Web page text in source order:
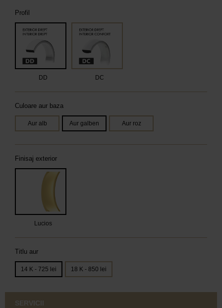
Profil
DD DC
Culoare aur baza
Aur alb Aur galben Aur roz
Finisaj exterior
Lucios
Titlu aur
14 K - 725 lei 18 K - 850 lei
SERVICII